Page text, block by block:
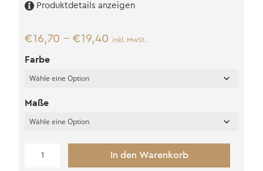
Produktdetails anzeigen
€16,70 – €19,40 inkl. MwSt.
Farbe
Maße
Beton
Fundamentsockel
In den Warenkorb